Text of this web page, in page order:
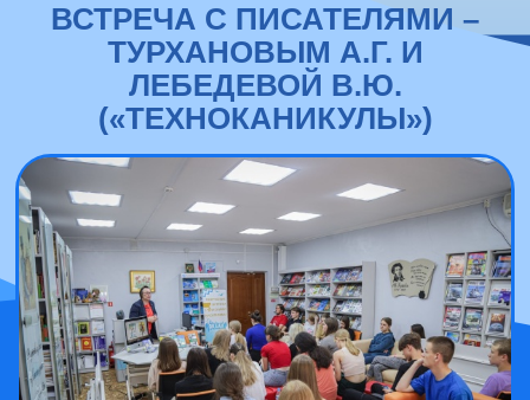
ВСТРЕЧА С ПИСАТЕЛЯМИ –
ТУРХАНОВЫМ А.Г. И
ЛЕБЕДЕВОЙ В.Ю.
(«ТЕХНОКАНИКУЛЫ»)